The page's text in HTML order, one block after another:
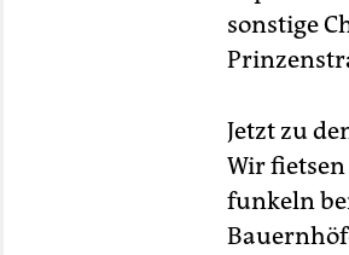
sonstige
Jetzt zu
Wir
funkeln